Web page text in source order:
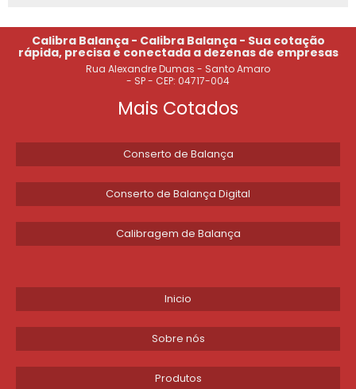
AFERIR BALANÇA MECÂNICA
CONSERTO DE BALANÇA DIGITAL DE BANHEIRO
ASSISTÊNCIA TÉCNICA DE BALANÇAS
CONSERTO BALANÇA FILIZOLA
VALOR DE CALIBRAÇÃO DE BALANÇAS ELETRÔNICAS
MANUTENÇÃO DE BALANÇA ANALÍTICA
MANUTENÇÃO CORRETIVA DE BALANÇAS
Calibra Balança - Calibra Balança - Sua cotação
rápida, precisa e conectada a dezenas de empresas
Rua Alexandre Dumas - Santo Amaro
- SP - CEP: 04717-004
Mais Cotados
Conserto de Balança
Conserto de Balança Digital
Calibragem de Balança
Inicio
Sobre nós
Produtos